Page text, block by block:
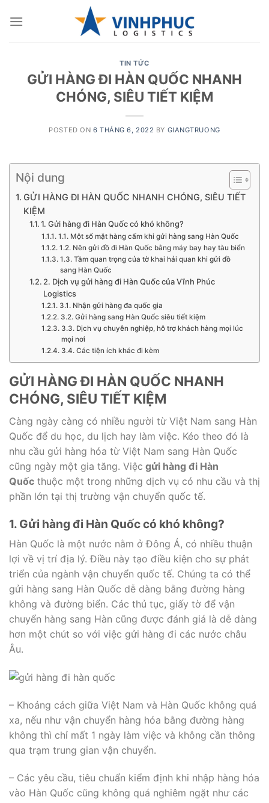
TIN TỨC
GỬI HÀNG ĐI HÀN QUỐC NHANH
CHÓNG, SIÊU TIẾT KIỆM
POSTED ON 6 THÁNG 6, 2022 BY GIANGTRUONG
Nội dung
GỬI HÀNG ĐI HÀN QUỐC NHANH CHÓNG, SIÊU TIẾT
KIỆM
1. Gửi hàng đi Hàn Quốc có khó không?
1.1. Một số mặt hàng cấm khi gửi hàng sang Hàn Quốc
1.2. Nên gửi đồ đi Hàn Quốc bằng máy bay hay tàu biển
1.3. Tầm quan trọng của tờ khai hải quan khi gửi đồ
sang Hàn Quốc
2. Dịch vụ gửi hàng đi Hàn Quốc của Vĩnh Phúc
Logistics
3.1. Nhận gửi hàng đa quốc gia
3.2. Gửi hàng sang Hàn Quốc siêu tiết kiệm
3.3. Dịch vụ chuyên nghiệp, hỗ trợ khách hàng mọi lúc
mọi nơi
3.4. Các tiện ích khác đi kèm
GỬI HÀNG ĐI HÀN QUỐC NHANH
CHÓNG, SIÊU TIẾT KIỆM
Càng ngày càng có nhiều người từ Việt Nam sang Hàn
Quốc để du học, du lịch hay làm việc. Kéo theo đó là
nhu cầu gửi hàng hóa từ Việt Nam sang Hàn Quốc
cũng ngày một gia tăng. Việc gửi hàng đi Hàn
Quốc thuộc một trong những dịch vụ có nhu cầu và thị
phần lớn tại thị trường vận chuyển quốc tế.
1. Gửi hàng đi Hàn Quốc có khó không?
Hàn Quốc là một nước nằm ở Đông Á, có nhiều thuận
lợi về vị trí địa lý. Điều này tạo điều kiện cho sự phát
triển của ngành vận chuyển quốc tế. Chúng ta có thể
gửi hàng sang Hàn Quốc dễ dàng bằng đường hàng
không và đường biển. Các thủ tục, giấy tờ để vận
chuyển hàng sang Hàn cũng được đánh giá là dễ dàng
hơn một chút so với việc gửi hàng đi các nước châu
Âu.
– Khoảng cách giữa Việt Nam và Hàn Quốc không quá
xa, nếu như vận chuyển hàng hóa bằng đường hàng
không thì chỉ mất 1 ngày làm việc và không cần thông
qua trạm trung gian vận chuyển.
– Các yêu cầu, tiêu chuẩn kiểm định khi nhập hàng hóa
vào Hàn Quốc cũng không quá nghiêm ngặt như các